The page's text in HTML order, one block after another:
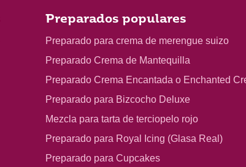
Preparados populares
Preparado para crema de merengue suizo
Preparado Crema de Mantequilla
Preparado Crema Encantada o Enchanted
Preparado para Bizcocho Deluxe
Mezcla para tarta de terciopelo rojo
Preparado para Royal Icing (Glasa Real)
Preparado para Cupcakes